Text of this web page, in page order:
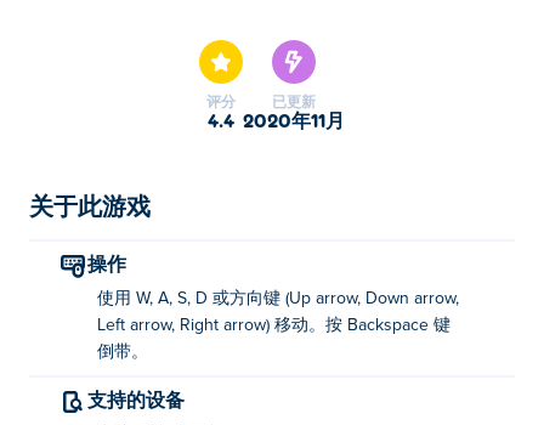
评分
4.4
已更新
2020年11月
关于此游戏
操作
使用 W, A, S, D 或方向键 (Up arrow, Down arrow,
Left arrow, Right arrow) 移动。按 Backspace 键
倒带。
支持的设备